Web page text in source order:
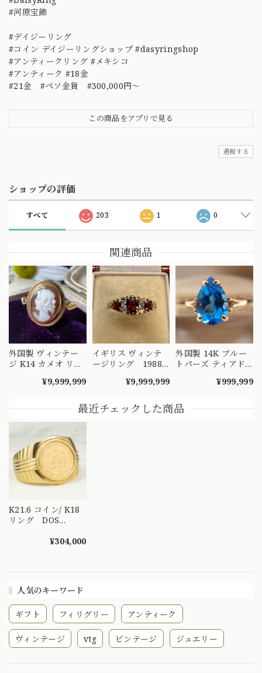
人気のキーワード
ギフト フィリグリー アンティーク
ヴィンテージ vtg ビンテージ ジュエリー
#河原宝飾
#デイジーリング
#コイン デイジーリングショップ #dasyringshop
#アンティークリング #メキシコ
#アンティーク #18金
#21金 #ペソ金貨 #300,000円～
この商品をアプリで見る
通報する
ショップの評価
すべて 203 1 0
関連商品
外国製 ヴィンテー
ジ K14 カメオ リン
しめるようなデザイ
¥9,999,999
イギリス ヴィンテ
ージリング 1988
テイストなドレッシ
グ ガーネットとダ
イヤモンドの7スト
¥9,999,999
外国製 14K ブルー
トパーズ ティアド
ジ リング 〜魅惑の
OKR00202
¥999,999
最近チェックした商品
K21.6 コイン/ K18
リング DOS
インリング ドスペ
¥304,000